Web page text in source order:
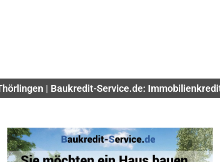
| Baukredit-Service.de: